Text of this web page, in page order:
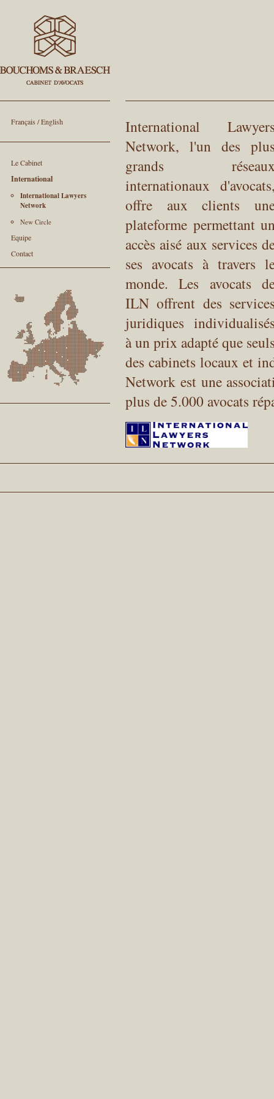
Français /English
Le Cabinet
International
International Lawyers
Network
New Circle
Equipe
Contact
International
Network, l'un des
grands
internationaux
offre aux clients
plateforme permettant
accès aisé aux services
ses avocats à travers
monde. Les avocats
ILN offrent des
juridiques
à un prix adapté que
des cabinets locaux et
Network est une
plus de 5.000 avocats